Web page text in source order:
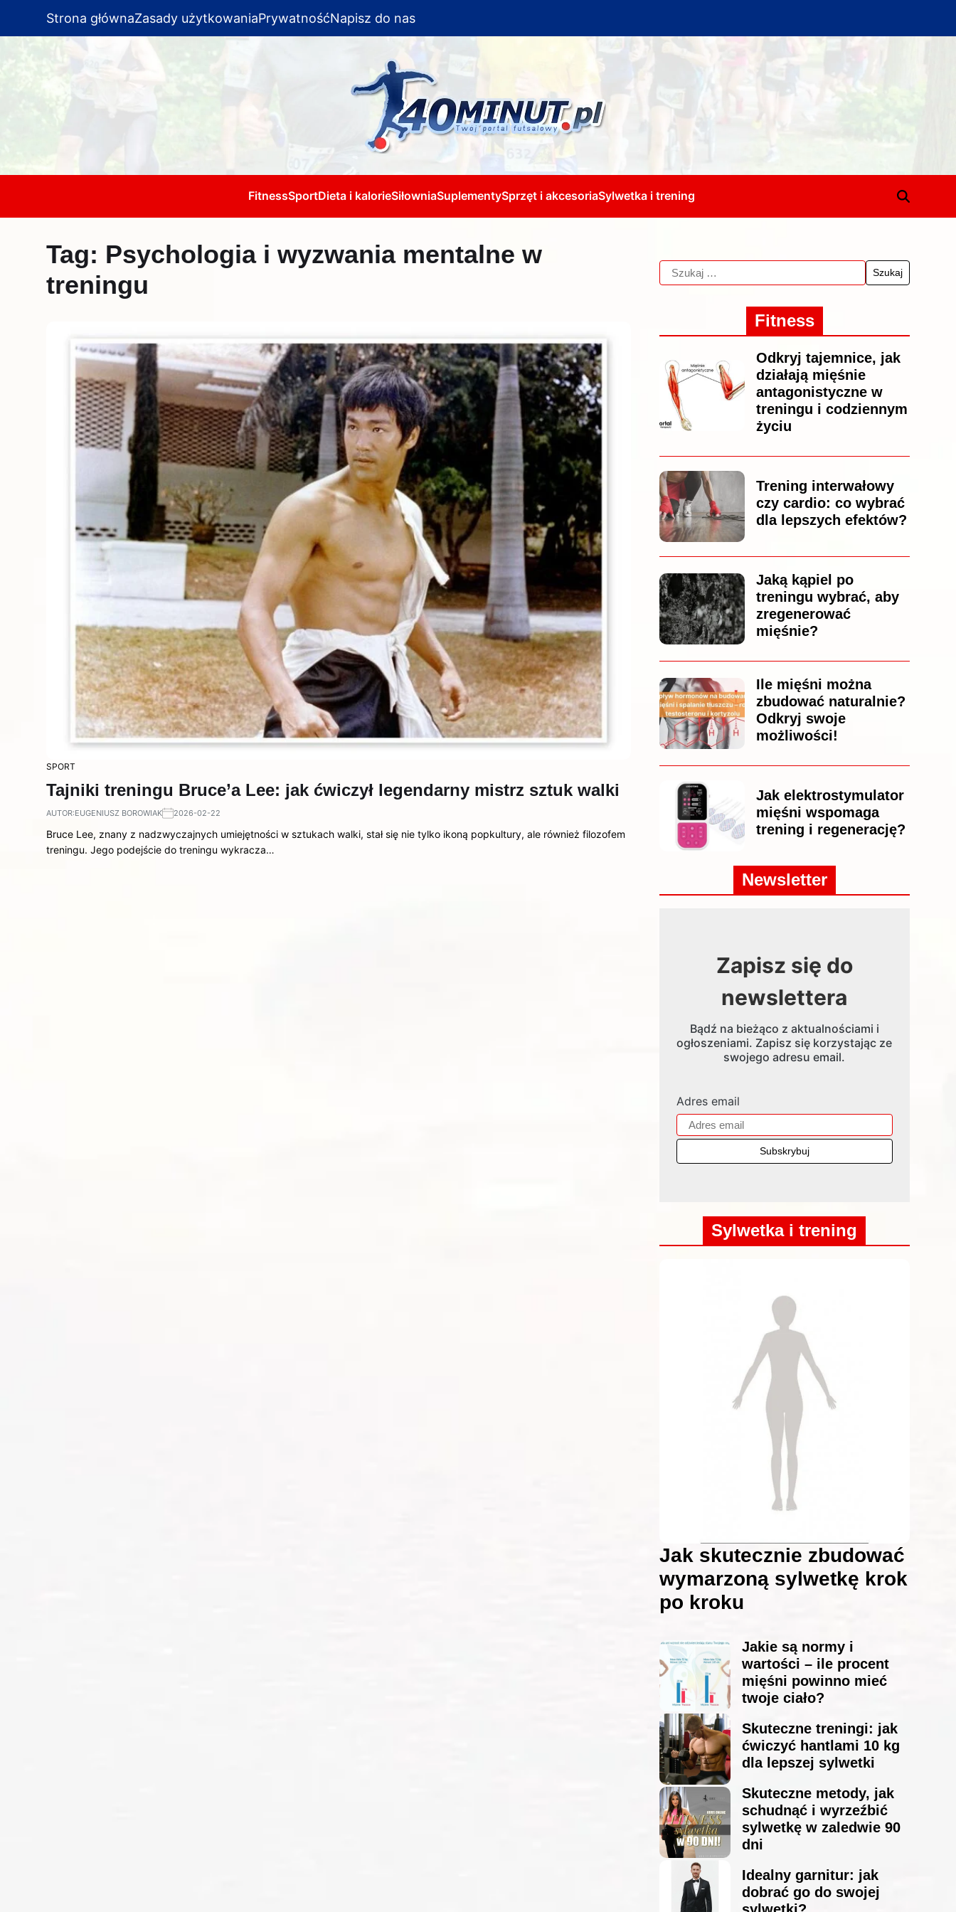
Strona głównaZasady użytkowaniaPrywatnośćNapisz do nas
FitnessSportDieta i kalorieSiłowniaSuplementySprzęt i akcesoriaSylwetka i trening
Tag: Psychologia i wyzwania mentalne w
treningu
SPORT
Tajniki treningu Bruce’a Lee: jak ćwiczył legendarny mistrz sztuk walki
AUTOR:EUGENIUSZ BOROWIAK 2026-02-22
Bruce Lee, znany z nadzwyczajnych umiejętności w sztukach walki, stał się nie tylko ikoną popkultury, ale również filozofem
treningu. Jego podejście do treningu wykracza…
Fitness
Odkryj tajemnice, jak
działają mięśnie
antagonistyczne w
treningu i codziennym
życiu
Trening interwałowy
czy cardio: co wybrać
dla lepszych efektów?
Jaką kąpiel po
treningu wybrać, aby
zregenerować
mięśnie?
Ile mięśni można
zbudować naturalnie?
Odkryj swoje
możliwości!
Jak elektrostymulator
mięśni wspomaga
trening i regenerację?
Newsletter
Zapisz się do
newslettera
Bądź na bieżąco z aktualnościami i
ogłoszeniami. Zapisz się korzystając ze
swojego adresu email.
Adres email
Sylwetka i trening
Jak skutecznie zbudować
wymarzoną sylwetkę krok
po kroku
Jakie są normy i
wartości – ile procent
mięśni powinno mieć
twoje ciało?
Skuteczne treningi: jak
ćwiczyć hantlami 10 kg
dla lepszej sylwetki
Skuteczne metody, jak
schudnąć i wyrzeźbić
sylwetkę w zaledwie 90
dni
Idealny garnitur: jak
dobrać go do swojej